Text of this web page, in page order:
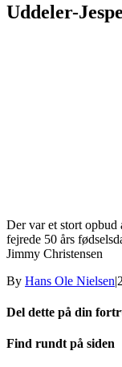
Uddeler-
Der var et stort opbud
fejrede 50 års
Jimmy Christensen
By Hans Ole Nielsen|
Del dette på din
Facebook
X
LinkedIn
E-
Find rundt på siden